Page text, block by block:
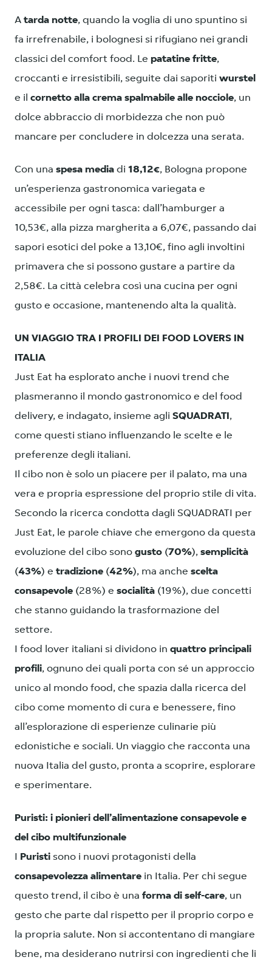
A tarda notte, quando la voglia di uno spuntino si
fa irrefrenabile, i bolognesi si rifugiano nei grandi
classici del comfort food. Le patatine fritte,
croccanti e irresistibili, seguite dai saporiti wurstel
e il cornetto alla crema spalmabile alle nocciole, un
dolce abbraccio di morbidezza che non può
mancare per concludere in dolcezza una serata.
Con una spesa media di 18,12€, Bologna propone
un’esperienza gastronomica variegata e
accessibile per ogni tasca: dall’hamburger a
10,53€, alla pizza margherita a 6,07€, passando dai
sapori esotici del poke a 13,10€, fino agli involtini
primavera che si possono gustare a partire da
2,58€. La città celebra così una cucina per ogni
gusto e occasione, mantenendo alta la qualità.
UN VIAGGIO TRA I PROFILI DEI FOOD LOVERS IN
ITALIA
Just Eat ha esplorato anche i nuovi trend che
plasmeranno il mondo gastronomico e del food
delivery, e indagato, insieme agli SQUADRATI ,
come questi stiano influenzando le scelte e le
preferenze degli italiani.
Il cibo non è solo un piacere per il palato, ma una
vera e propria espressione del proprio stile di vita.
Secondo la ricerca condotta dagli SQUADRATI per
Just Eat, le parole chiave che emergono da questa
evoluzione del cibo sono gusto (70%), semplicità
(43%) e tradizione (42%), ma anche scelta
consapevole (28%) e socialità (19%), due concetti
che stanno guidando la trasformazione del
settore.
I food lover italiani si dividono in quattro principali
profili, ognuno dei quali porta con sé un approccio
unico al mondo food, che spazia dalla ricerca del
cibo come momento di cura e benessere, fino
all’esplorazione di esperienze culinarie più
edonistiche e sociali. Un viaggio che racconta una
nuova Italia del gusto, pronta a scoprire, esplorare
e sperimentare.
Puristi: i pionieri dell’alimentazione consapevole e
del cibo multifunzionale
Puristi sono i nuovi protagonisti della
consapevolezza alimentare in Italia. Per chi segue
questo trend, il cibo è una forma di self-care, un
gesto che parte dal rispetto per il proprio corpo e
la propria salute. Non si accontentano di mangiare
bene, ma desiderano nutrirsi con ingredienti che li